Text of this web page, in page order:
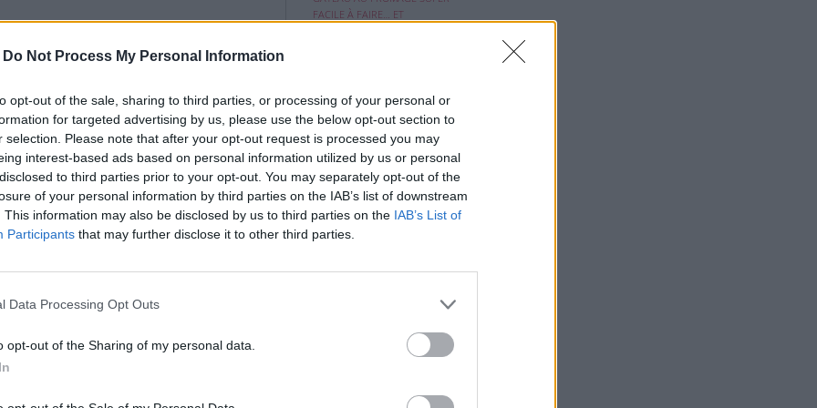
Do Not Process My Personal Information
opt-out of the sale, sharing to third parties, or processing of your personal or
for targeted advertising by us, please use the below opt-out section to
selection. Please note that after your opt-out request is processed you may
interest-based ads based on personal information utilized by us or personal
to third parties prior to your opt-out. You may separately opt-out of the
of your personal information by third parties on the IAB’s list of downstream
This information may also be disclosed by us to third parties on the IAB’s List of
Participants that may further disclose it to other third parties.
Data Processing Opt Outs
opt-out of the Sharing of my personal data.
ils semblent s’éloigner des autres
Il ne faut pas confondre cela avec un
FACILE À FAIRE… ET
"LE CASSE-TÊTE INSOLUBLE
QUI DÉFIE TOUT LE MONDE :
SAUREZ-VOUS TROUVER LA ...
Très souvent, nous
voyons des énigmes
...